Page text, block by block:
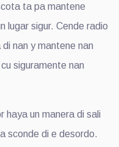
ta pa mantene
lugar sigur. Cende radio
nan y mantene nan
siguramente nan
un manera di sali
sconde di e desordo.